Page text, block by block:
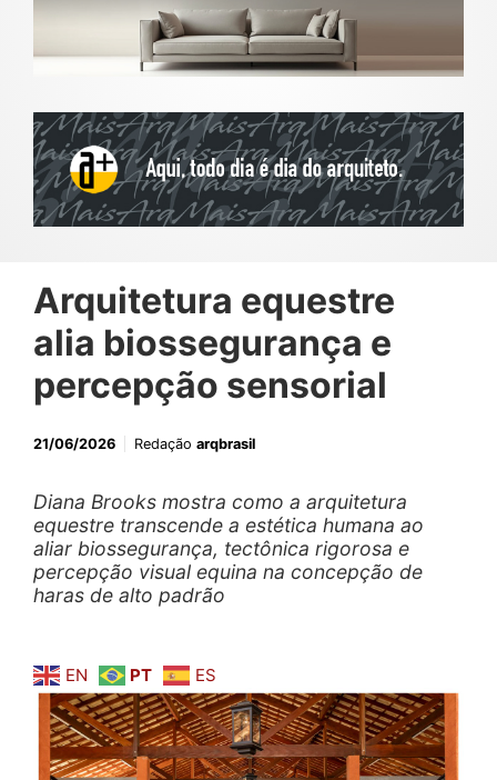
Arquitetura equestre
alia biossegurança e
percepção sensorial
21/06/2026 Redação arqbrasil
Diana Brooks mostra como a arquitetura
equestre transcende a estética humana ao
aliar biossegurança, tectônica rigorosa e
percepção visual equina na concepção de
haras de alto padrão
EN PT ES